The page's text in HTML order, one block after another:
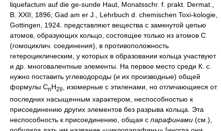
liquefactum auf die ge-sunde Haut, Monatsschr. f. prakt. Dermat.,
B. XXII, 1896; Gad am er J., Lehrbuch d. chemischen Toxi-kologie,
Gottingen, 1924. представляют вещества с замкнутой цепью
атомов, образующих кольцо, состоящее только из атомов С
(гомоциклич. соединения), в противоположность
гетероциклическим, у которых в образовании кольца участвуют
и др. многовалентные элементы. На первое место среди К. с.
нужно поставить углеводороды (и их производные) общей
формулы CnH2ll , изомерные с этиленами, но отличающиеся от
последних насыщенным характером, неспособностью к
присоединению других элементов без разрыва кольца. Эта
неспособность к присоединению, общая с парафинами (см.),